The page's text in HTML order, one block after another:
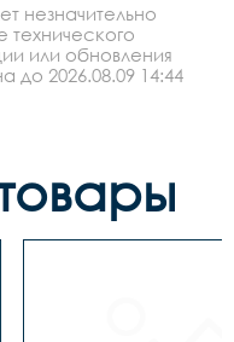
незначительно
технического
или обновления
до 2026.08.09 14:44